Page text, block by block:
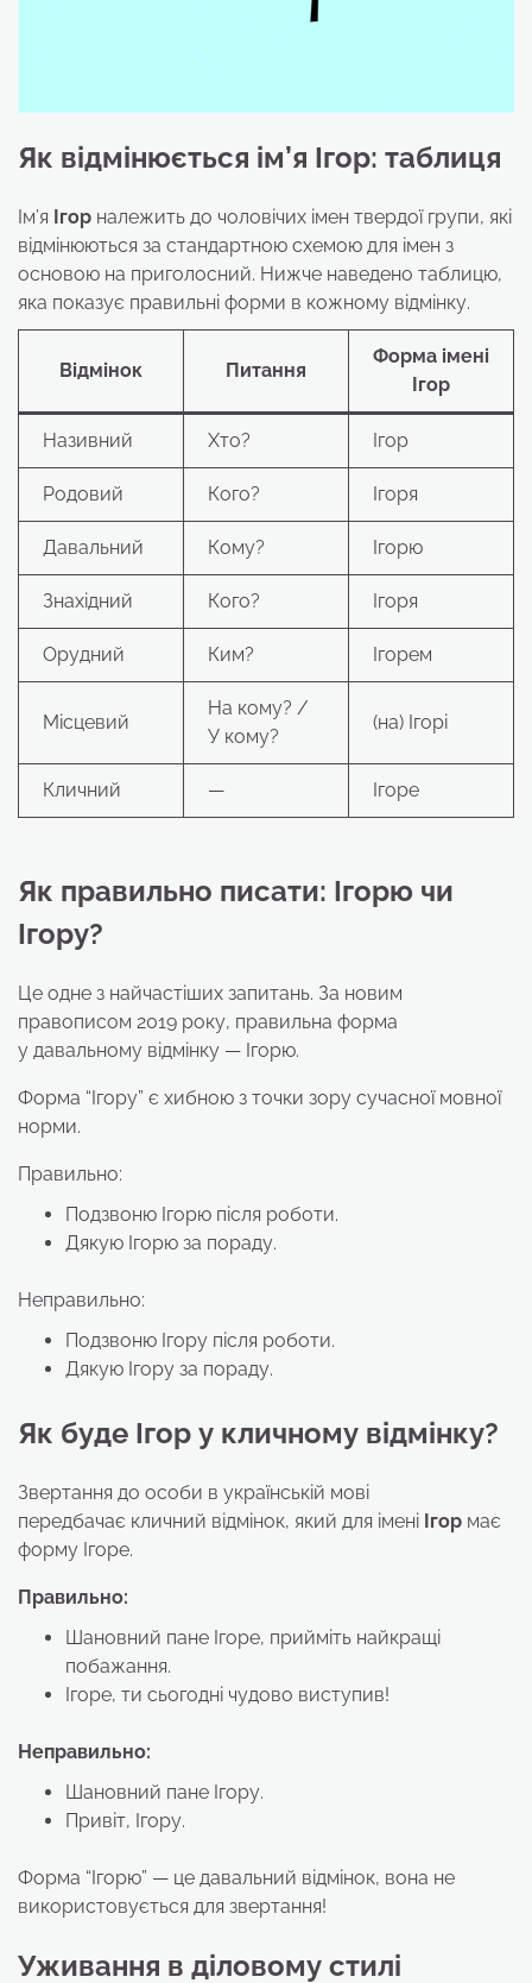
Як відмінюється ім’я Ігор: таблиця
Ім’я Ігор належить до чоловічих імен твердої групи, які
відмінюються за стандартною схемою для імен з
основою на приголосний. Нижче наведено таблицю,
яка показує правильні форми в кожному відмінку.
Відмінок Питання
Форма імені
Ігор
Називний Хто? Ігор
Родовий Кого? Ігоря
Давальний Кому? Ігорю
Знахідний Кого? Ігоря
Орудний Ким? Ігорем
Місцевий
На кому? /
У кому?
(на) Ігорі
Кличний — Ігоре
Як правильно писати: Ігорю чи
Ігору?
Це одне з найчастіших запитань. За новим
правописом 2019 року, правильна форма
у давальному відмінку — Ігорю.
Форма “Ігору” є хибною з точки зору сучасної мовної
норми.
Правильно:
Подзвоню Ігорю після роботи.
Дякую Ігорю за пораду.
Неправильно:
Подзвоню Ігору після роботи.
Дякую Ігору за пораду.
Як буде Ігор у кличному відмінку?
Звертання до особи в українській мові
передбачає кличний відмінок, який для імені Ігор має
форму Ігоре.
Правильно:
Шановний пане Ігоре, прийміть найкращі
побажання.
Ігоре, ти сьогодні чудово виступив!
Неправильно:
Шановний пане Ігору.
Привіт, Ігору.
Форма “Ігорю” — це давальний відмінок, вона не
використовується для звертання!
Уживання в діловому стилі